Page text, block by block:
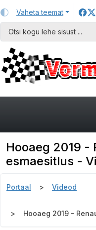
Vaheta teemat
Hooaeg 2019 -
esmaesitlus -
Portaal Videod
Hooaeg 2019 -